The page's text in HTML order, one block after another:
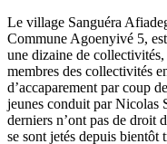
Le village Sanguéra
Commune Agoenyivé 5,
une dizaine de
membres des collectivités
d’accaparement par coup
jeunes conduit par Nicolas
derniers n’ont pas de droit
se sont jetés depuis bientôt